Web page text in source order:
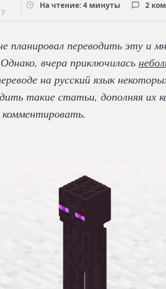
На чтение: 4 минуты 2
планировал переводить эту и
вчера приключилась
на русский язык
такие статьи, дополняя их